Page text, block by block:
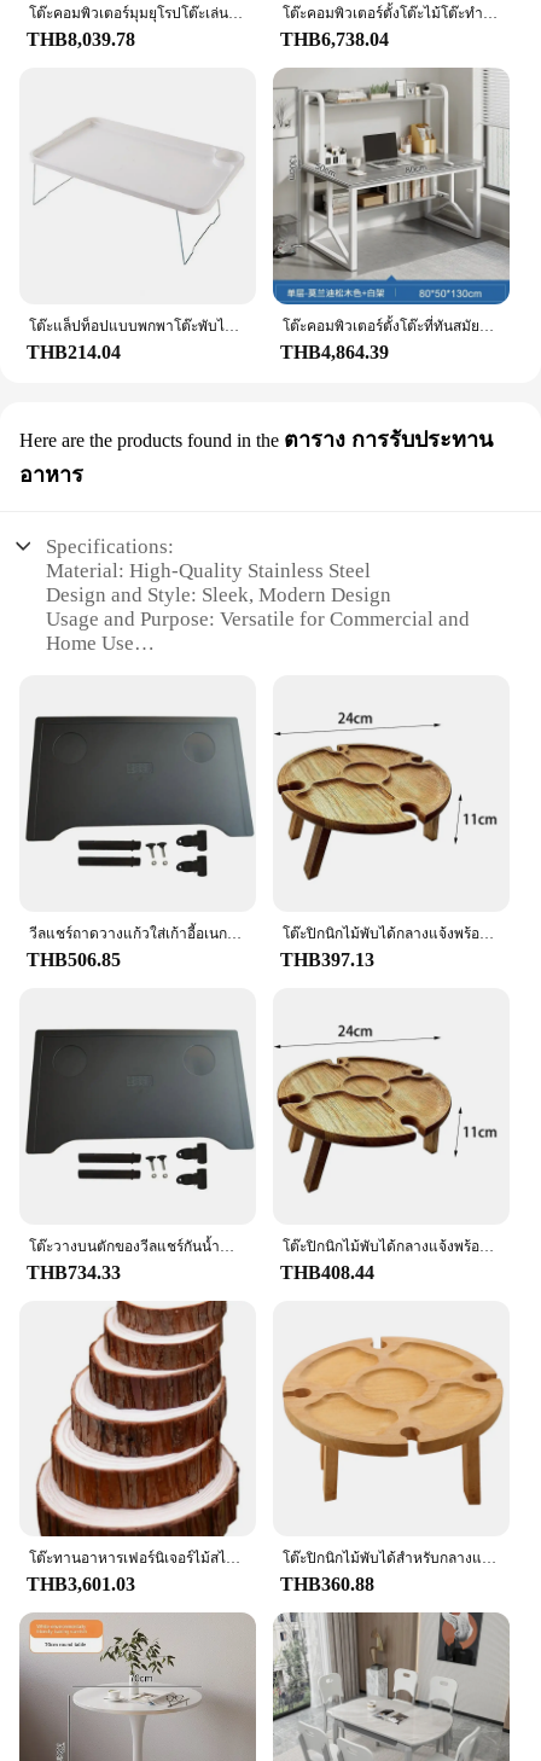
THB8,039.78 THB6,738.04
THB214.04 THB4,864.39
Here are the products found in the ตาราง การรับประทาน
อาหาร
Specifications:
Material: High-Quality Stainless Steel
Design and Style: Sleek, Modern Design
Usage and Purpose: Versatile for Commercial and
Home Use
Performance and Property: Durable and Easy to
Clean
Parts and Accessories: Includes All Necessary
Components for Assembly
Features:
|Vendors|
Crafted from premium stainless steel, the tabel set is
not only aesthetically pleasing but also designed to
seamlessly blends with any dining environment,
whether it's a bustling restaurant or a cozy home
setting. The robust construction of the tabel makes
it an ideal choice for those who value durability and
longevity in their dining furniture.
**Versatile and Functional Design**
The tabel set is engineered to cater to a variety of
banquet or a casual family meal, the tabel's versatile
design adapts to your needs. The set is available in
perfect fit for your space. The sturdy and stable
base of the tabel provides a solid foundation for
your meals, while the smooth surface allows for
easy cleaning and maintenance.
**Adaptable for Different Settings**
Whether you're a wholesale vendor, a restaurant
owner, or a home cook, the tabel set is designed to
meet your specific needs. The tabel's functionality
and adaptability make it a go-to choice for both
commercial and residential environments. The set is
not only practical but also stylish, making it an asset
to any dining area. With its easy-to-clean surface
and sturdy construction, the tabel set is a reliable
addition to any kitchen or dining space.
THB506.85
โต๊ะปิกนิกไม้พับได้กลางแจ้งพร้อมที่วางแก้วโต๊ะพับได้ชั้นวางแก้วไวน์โต๊ะพับได้สำหรับงานปาร์ตี้ในสวน
THB397.13
THB734.33
โต๊ะปิกนิกไม้พับได้กลางแจ้งพร้อมที่วางแก้วโต๊ะพับได้ชั้นวางแก้วไวน์โต๊ะพับได้สำหรับงานปาร์ตี้ในสวน
THB408.44
โต๊ะทานอาหารเฟอร์นิเจอร์ไม้สไตล์จีน08
THB3,601.03
โต๊ะปิกนิกไม้พับได้สำหรับกลางแจ้งโต๊ะไวน์แบบพกพาโต๊ะพับได้โต๊ะแก้วไวน์พับได้โต๊ะพับได้สำหรับงานปาร์ตี้ในสวน
THB360.88